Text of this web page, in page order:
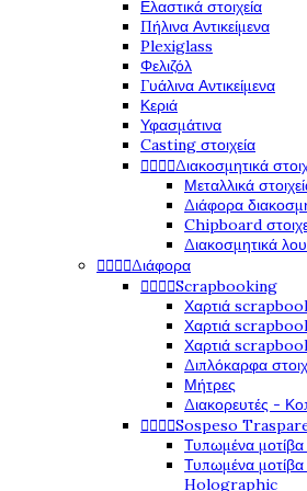
Ελαστικά στοιχεία
Πήλινα Αντικείμενα
Plexiglass
Φελιζόλ
Γυάλινα Αντικείμενα
Κεριά
Υφασμάτινα
Casting στοιχεία
Διακοσμητικά
Μεταλλικά
Διάφορα
Chipboard
Διακοσμητικά
Διάφορα
Scrapbooking
Χαρτιά
Χαρτιά
Χαρτιά
Διπλόκαρφα
Μήτρες
Διακορευτές -
Sospeso
Τυπωμένα
Τυπωμένα
Holographic